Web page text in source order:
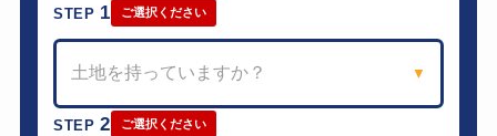
STEP 1 ご選択ください
土地を持っていますか？ ▼
STEP2 ご選択ください